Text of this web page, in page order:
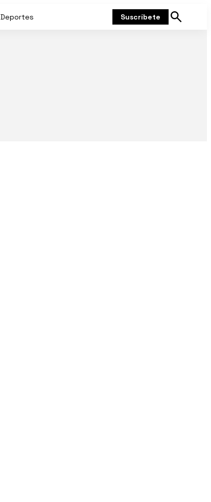
Deportes Suscríbete
Mostrar